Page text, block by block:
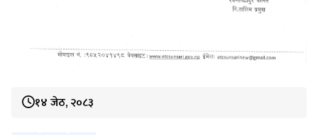
१४ जेठ, २०८३